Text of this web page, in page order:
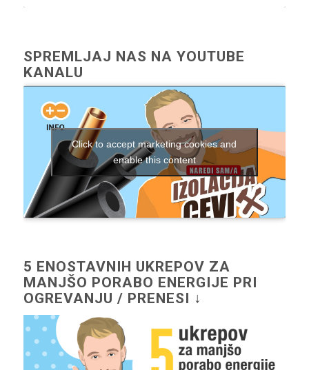
SPREMLJAJ NAS NA YOUTUBE
KANALU
Click to accept marketing cookies and
enable this content
5 ENOSTAVNIH UKREPOV ZA
MANJŠO PORABO ENERGIJE PRI
OGREVANJU / PRENESI ↓